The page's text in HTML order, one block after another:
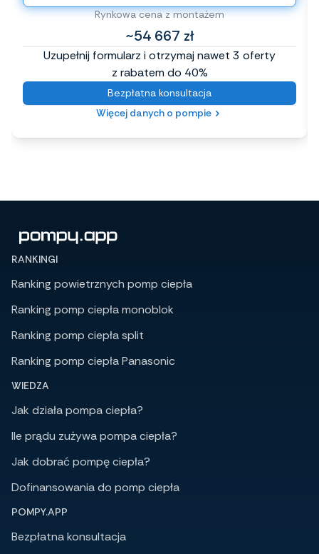
Rynkowa cena z montażem
~54 667 zł
Uzupełnij formularz i otrzymaj nawet 3 oferty
z rabatem do 40%
Bezpłatna konsultacja
Więcej danych o pompie
RANKINGI
Ranking powietrznych pomp ciepła
Ranking pomp ciepła monoblok
Ranking pomp ciepła split
Ranking pomp ciepła Panasonic
WIEDZA
Jak działa pompa ciepła?
Ile prądu zużywa pompa ciepła?
Jak dobrać pompę ciepła?
Dofinansowania do pomp ciepła
POMPY.APP
Bezpłatna konsultacja